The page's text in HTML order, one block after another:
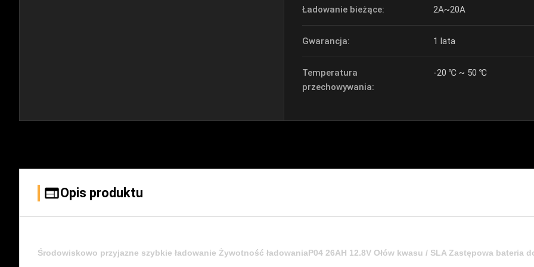
Ładowanie bieżące: 2A~20A
Gwarancja: 1 lata
Temperatura
przechowywania:
-20 ℃ ~ 50 ℃
Opis produktu
Środowiskowo przyjazne szybkie ładowanie Żywotność ładowaniaP04 26AH 12.8V Ołów kwasu / SLA Zastępowa bateria